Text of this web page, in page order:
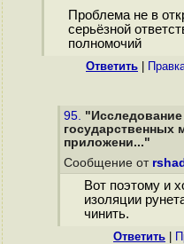
Проблема не в
серьёзной
полномочий
Ответить
95. "Исследование
государственных
приложени..."
Сообщение от
Вот поэтому и
изоляции
чинить.
Ответить